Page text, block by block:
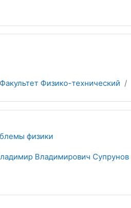
Факультет Физико-технический
физики
Владимирович Супрунов